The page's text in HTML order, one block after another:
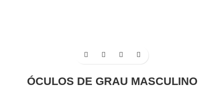
ÓCULOS DE GRAU MASCULINO